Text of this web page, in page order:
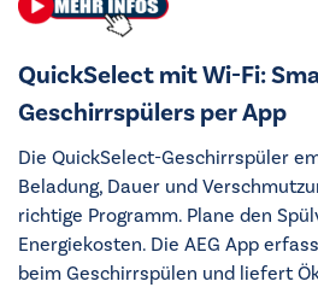
QuickSelect mit Wi-Fi:
Geschirrspülers per App
Die QuickSelect-Geschirrspüler
Beladung, Dauer und
richtige Programm. Plane den
Energiekosten. Die AEG App
beim Geschirrspülen und liefert